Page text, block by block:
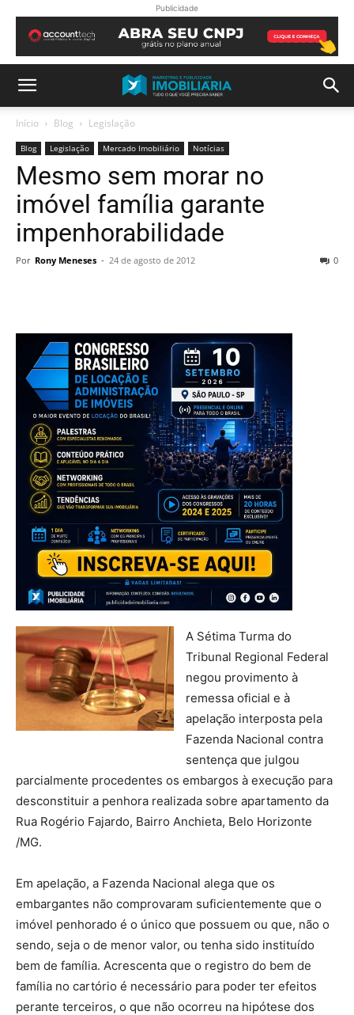
Publicidade
Início Blog Legislação
Blog Legislação Mercado Imobiliário Notícias
Mesmo sem morar no
imóvel família garante
impenhorabilidade
Por Rony Meneses - 24 de agosto de 2012 0
A Sétima Turma do
Tribunal Regional Federal
negou provimento à
remessa oficial e à
apelação interposta pela
Fazenda Nacional contra
sentença que julgou
parcialmente procedentes os embargos à execução para
desconstituir a penhora realizada sobre apartamento da
Rua Rogério Fajardo, Bairro Anchieta, Belo Horizonte
/MG.
Em apelação, a Fazenda Nacional alega que os
embargantes não comprovaram suficientemente que o
imóvel penhorado é o único que possuem ou que, não o
sendo, seja o de menor valor, ou tenha sido instituído
bem de família. Acrescenta que o registro do bem de
família no cartório é necessário para poder ter efeitos
perante terceiros, o que não ocorreu na hipótese dos